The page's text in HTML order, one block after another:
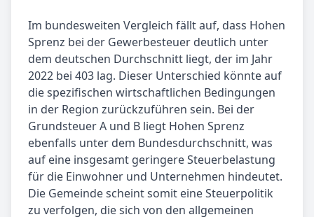
Im bundesweiten Vergleich fällt auf, dass Hohen
Sprenz bei der Gewerbesteuer deutlich unter
dem deutschen Durchschnitt liegt, der im Jahr
2022 bei 403 lag. Dieser Unterschied könnte auf
die spezifischen wirtschaftlichen Bedingungen
in der Region zurückzuführen sein. Bei der
Grundsteuer A und B liegt Hohen Sprenz
ebenfalls unter dem Bundesdurchschnitt, was
auf eine insgesamt geringere Steuerbelastung
für die Einwohner und Unternehmen hindeutet.
Die Gemeinde scheint somit eine Steuerpolitik
zu verfolgen, die sich von den allgemeinen